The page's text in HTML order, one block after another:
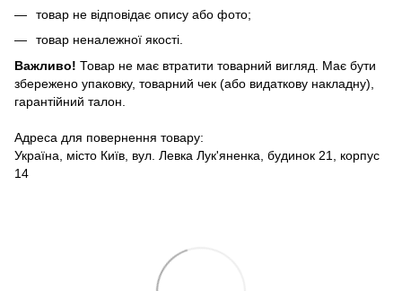
товар не відповідає опису або фото;
товар неналежної якості.
Важливо! Товар не має втратити товарний вигляд. Має бути
збережено упаковку, товарний чек (або видаткову накладну),
гарантійний талон.
Адреса для повернення товару:
Україна, місто Київ, вул. Левка Лук'яненка, будинок 21, корпус
14